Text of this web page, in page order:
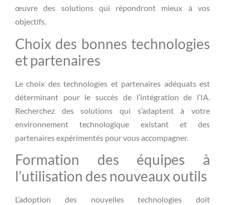
œuvre des solutions qui répondront mieux à vos
objectifs.
Choix des bonnes technologies
et partenaires
Le choix des technologies et partenaires adéquats est
déterminant pour le succès de l’intégration de l’IA.
Recherchez des solutions qui s’adaptent à votre
environnement technologique existant et des
partenaires expérimentés pour vous accompagner.
Formation des équipes à
l’utilisation des nouveaux outils
L’adoption des nouvelles technologies doit